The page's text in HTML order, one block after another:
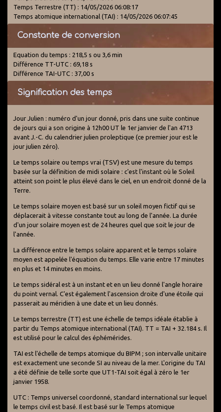
Temps Terrestre (TT) : 14/05/2026 06:08:17
Temps atomique international (TAI) : 14/05/2026 06:07:45
Constante de conversion
Equation du temps : 218,5 s ou 3,6 min
Différence TT-UTC : 69,18 s
Différence TAI-UTC : 37,00 s
Signification des temps
Jour Julien : numéro d'un jour donné, pris dans une suite continue
de jours qui a son origine à 12h00 UT le 1er janvier de l'an 4713
avant J.-C. du calendrier julien proleptique (ce premier jour est le
jour julien zéro).
Le temps solaire ou temps vrai (TSV) est une mesure du temps
basée sur la définition de midi solaire : c'est l'instant où le Soleil
atteint son point le plus élevé dans le ciel, en un endroit donné de la
Terre.
Le temps solaire moyen est basé sur un soleil moyen fictif qui se
déplacerait à vitesse constante tout au long de l'année. La durée
d'un jour solaire moyen est de 24 heures quel que soit le jour de
l'année.
La différence entre le temps solaire apparent et le temps solaire
moyen est appelée l'équation du temps. Elle varie entre 17 minutes
en plus et 14 minutes en moins.
Le temps sidéral est à un instant et en un lieu donné l'angle horaire
du point vernal. C'est également l'ascension droite d'une étoile qui
passerait au méridien à une date et un lieu donnés.
Le temps terrestre (TT) est une échelle de temps idéale établie à
partir du Temps atomique international (TAI). TT = TAI + 32.184 s. Il
est utilisé pour le calcul des éphémérides.
TAI est l'échelle de temps atomique du BIPM ; son intervalle unitaire
est exactement une seconde SI au niveau de la mer. L'origine du TAI
a été définie de telle sorte que UT1-TAI soit égal à zéro le 1er
janvier 1958.
UTC : Temps universel coordonné, standard international sur lequel
le temps civil est basé. Il est basé sur le Temps atomique